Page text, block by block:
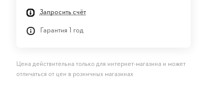
Запросить счёт
Гарантия 1 год
Цена действительна только для интернет-магазина и может
отличаться от цен в розничных магазинах